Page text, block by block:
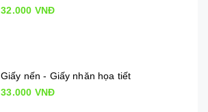
32.000 VNĐ
Giấy nến - Giấy nhăn họa tiết
33.000 VNĐ